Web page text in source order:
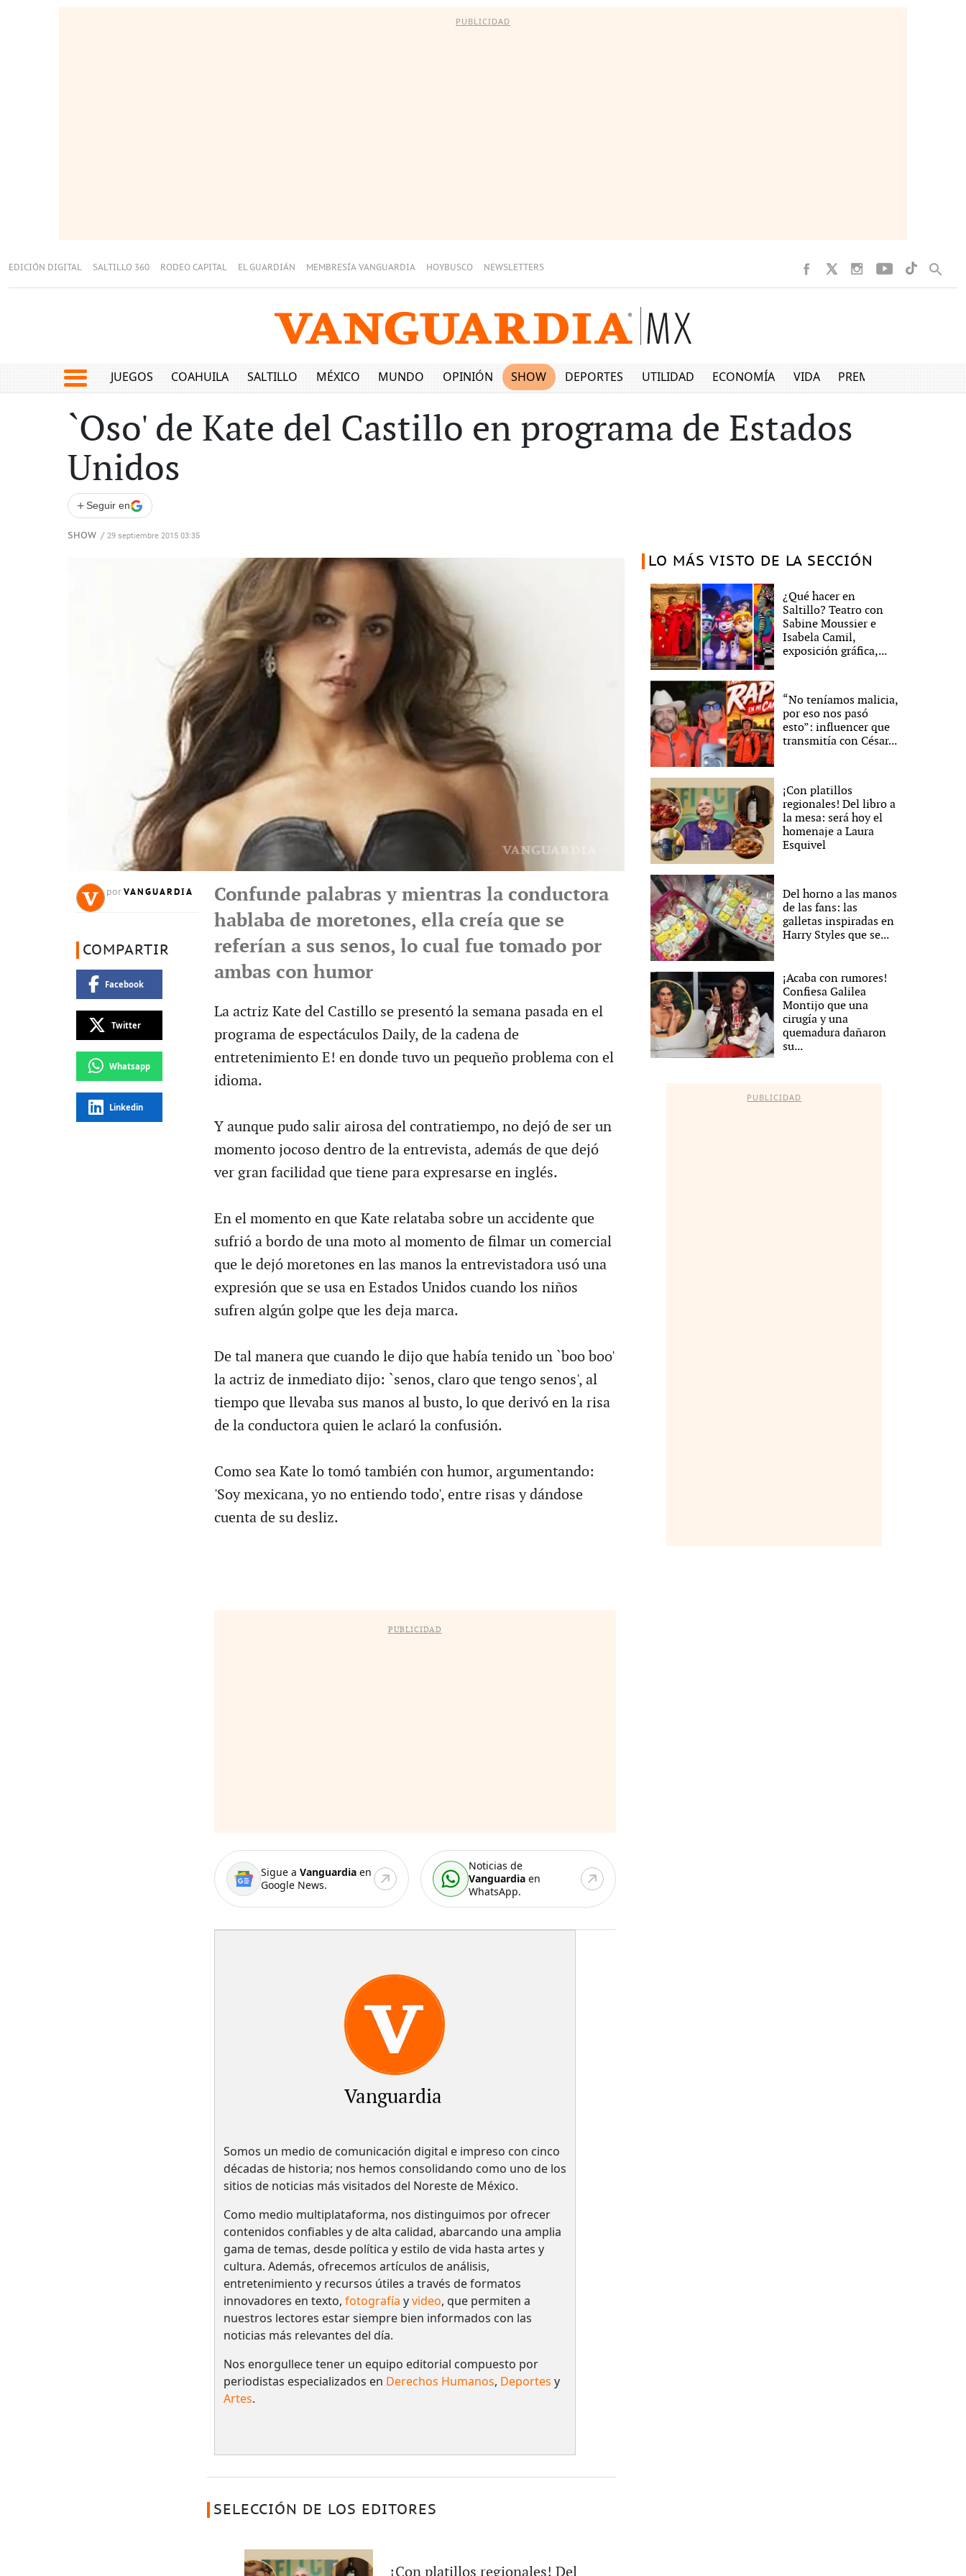
PUBLICIDAD
EDICIÓN DIGITAL SALTILLO 360 RODEO CAPITAL EL GUARDIÁN MEMBRESÍA VANGUARDIA HOYBUSCO NEWSLETTERS
JUEGOS COAHUILA SALTILLO MÉXICO MUNDO OPINIÓN SHOW DEPORTES UTILIDAD ECONOMÍA VIDA PREMIUM
`Oso' de Kate del Castillo en programa de Estados
Unidos
+ Seguir en
SHOW / 29 septiembre 2015 03:35
por VANGUARDIA
COMPARTIR
Facebook
Twitter
Whatsapp
Linkedin
Confunde palabras y mientras la conductora
hablaba de moretones, ella creía que se
referían a sus senos, lo cual fue tomado por
ambas con humor
La actriz Kate del Castillo se presentó la semana pasada en el
programa de espectáculos Daily, de la cadena de
entretenimiento E! en donde tuvo un pequeño problema con el
idioma.
Y aunque pudo salir airosa del contratiempo, no dejó de ser un
momento jocoso dentro de la entrevista, además de que dejó
ver gran facilidad que tiene para expresarse en inglés.
En el momento en que Kate relataba sobre un accidente que
sufrió a bordo de una moto al momento de filmar un comercial
que le dejó moretones en las manos la entrevistadora usó una
expresión que se usa en Estados Unidos cuando los niños
sufren algún golpe que les deja marca.
De tal manera que cuando le dijo que había tenido un `boo boo'
la actriz de inmediato dijo: `senos, claro que tengo senos', al
tiempo que llevaba sus manos al busto, lo que derivó en la risa
de la conductora quien le aclaró la confusión.
Como sea Kate lo tomó también con humor, argumentando:
'Soy mexicana, yo no entiendo todo', entre risas y dándose
cuenta de su desliz.
PUBLICIDAD
Sigue a Vanguardiaen
Google News.
Noticias de
Vanguardia en
WhatsApp.
Vanguardia
Somos un medio de comunicación digital e impreso con cinco
décadas de historia; nos hemos consolidando como uno de los
sitios de noticias más visitados del Noreste de México.
Como medio multiplataforma, nos distinguimos por ofrecer
contenidos confiables y de alta calidad, abarcando una amplia
gama de temas, desde política y estilo de vida hasta artes y
cultura. Además, ofrecemos artículos de análisis,
entretenimiento y recursos útiles a través de formatos
innovadores en texto, fotografía yvideo, que permiten a
nuestros lectores estar siempre bien informados con las
noticias más relevantes del día.
Nos enorgullece tener un equipo editorial compuesto por
periodistas especializados en Derechos Humanos, Deportes y
Artes.
SELECCIÓN DE LOS EDITORES
¡Con platillos regionales! Del
LO MÁS VISTO DE LA SECCIÓN
¿Qué hacer en
Saltillo? Teatro con
Sabine Moussier e
Isabela Camil,
exposición gráfica,...
“No teníamos malicia,
por eso nos pasó
esto”: influencer que
transmitía con César...
¡Con platillos
regionales! Del libro a
la mesa: será hoy el
homenaje a Laura
Esquivel
Del horno a las manos
de las fans: las
galletas inspiradas en
Harry Styles que se...
¡Acaba con rumores!
Confiesa Galilea
Montijo que una
cirugía y una
quemadura dañaron
su...
PUBLICIDAD